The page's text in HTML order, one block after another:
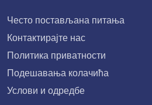
Често постављана питања
Контактирајте нас
Политика приватности
Подешавања колачића
Услови и одредбе